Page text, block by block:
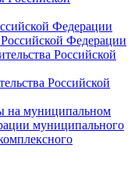
Федерации
Федерации
Российской
Российской
на муниципальном
муниципального